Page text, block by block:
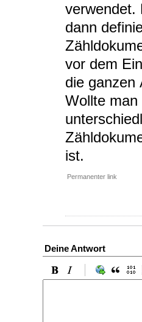
verwendet.
dann
vor dem
die ganzen
Wollte
ist.
Permanenter link
Deine Antwort